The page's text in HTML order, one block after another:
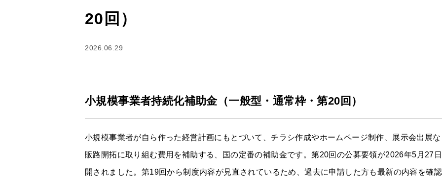
20回）
2026.06.29
小規模事業者持続化補助金（一般型・通常枠・第20回）
小規模事業者が自ら作った経営計画にもとづいて、チラシ作成やホームページ制作、展示会出展
販路開拓に取り組む費用を補助する、国の定番の補助金です。第20回の公募要領が2026年5月27
開されました。第19回から制度内容が見直されているため、過去に申請した方も最新の内容を確